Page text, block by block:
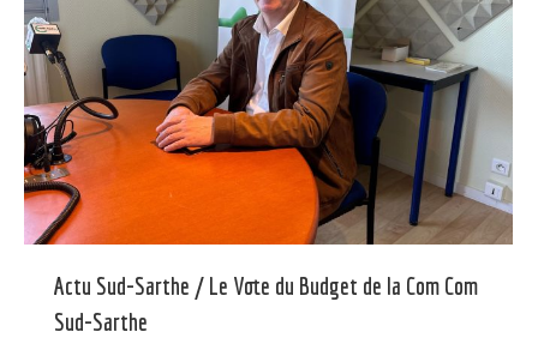
Actu Sud-Sarthe / Le Vote du Budget de la Com Com
Sud-Sarthe